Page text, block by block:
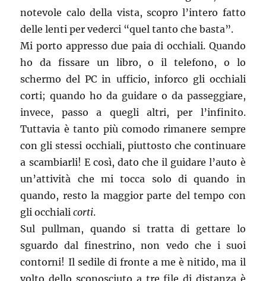
notevole calo della vista, scopro l’intero fatto
delle lenti per vederci “quel tanto che basta”.
Mi porto appresso due paia di occhiali. Quando
ho da fissare un libro, o il telefono, o lo
schermo del PC in ufficio, inforco gli occhiali
corti; quando ho da guidare o da passeggiare,
invece, passo a quegli altri, per l’infinito.
Tuttavia è tanto più comodo rimanere sempre
con gli stessi occhiali, piuttosto che continuare
a scambiarli! E così, dato che il guidare l’auto è
un’attività che mi tocca solo di quando in
quando, resto la maggior parte del tempo con
gli occhialicorti.
Sul pullman, quando si tratta di gettare lo
sguardo dal finestrino, non vedo che i suoi
contorni! Il sedile di fronte a me è nitido, ma il